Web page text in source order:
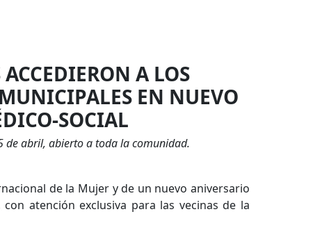
A LOS
EN NUEVO
SOCIAL
de abril, abierto a toda la comunidad.
de la Mujer y de un nuevo aniversario
atención exclusiva para las vecinas de la